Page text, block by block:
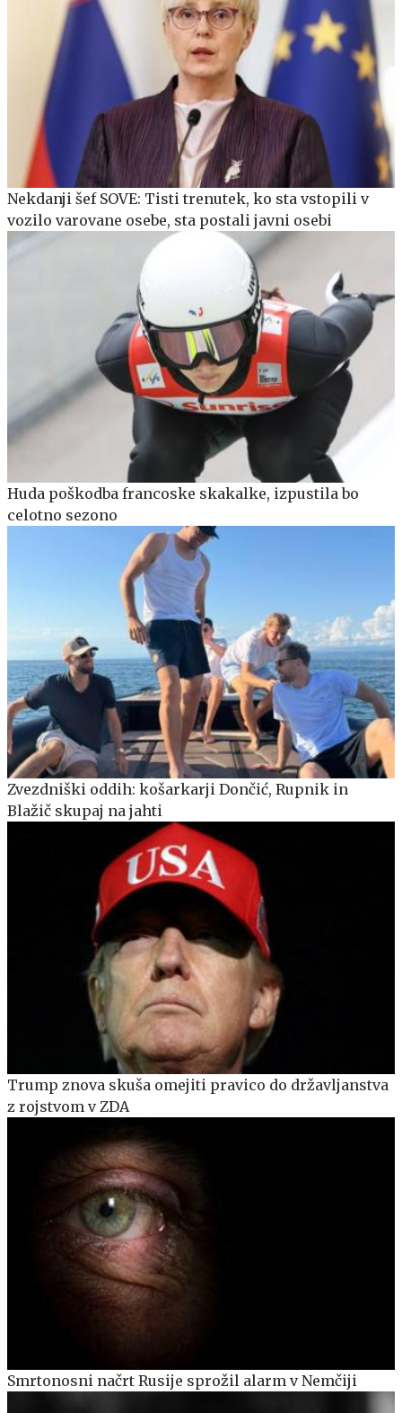
Nekdanji šef SOVE: Tisti trenutek, ko sta vstopili v
vozilo varovane osebe, sta postali javni osebi
Huda poškodba francoske skakalke, izpustila bo
celotno sezono
Zvezdniški oddih: košarkarji Dončić, Rupnik in
Blažič skupaj na jahti
Trump znova skuša omejiti pravico do državljanstva
z rojstvom v ZDA
Smrtonosni načrt Rusije sprožil alarm v Nemčiji